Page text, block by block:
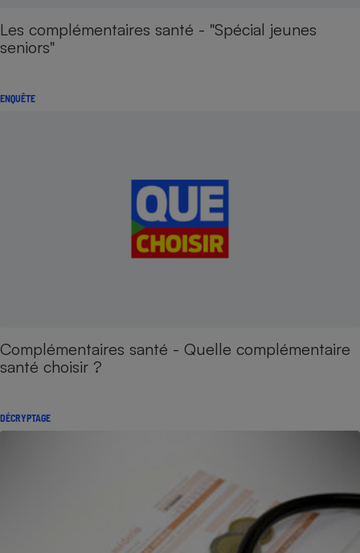
Les complémentaires santé - "Spécial jeunes
seniors"
ENQUÊTE
Complémentaires santé - Quelle complémentaire
santé choisir ?
DÉCRYPTAGE